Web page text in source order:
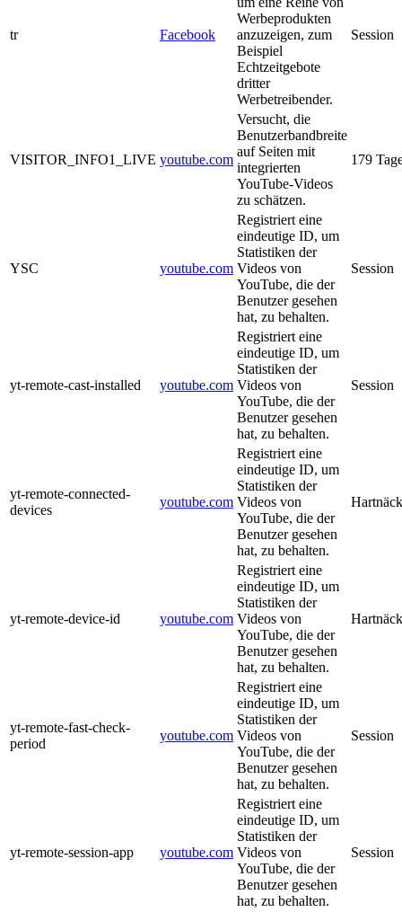
tr Facebook
Werbeprodukten
anzuzeigen, zum
Beispiel
Echtzeitgebote
dritter
Werbetreibender.
Session
VISITOR_INFO1_LIVE youtube.com
Versucht, die
Benutzerbandbreite
auf Seiten mit
integrierten
YouTube-Videos
zu schätzen.
179
YSC youtube.com
Registriert eine
eindeutige ID, um
Statistiken der
Videos von
YouTube, die der
Benutzer gesehen
hat, zu behalten.
Session
yt-remote-cast-installed youtube.com
Registriert eine
eindeutige ID, um
Statistiken der
Videos von
YouTube, die der
Benutzer gesehen
hat, zu behalten.
Session
yt-remote-connected-
devices
youtube.com
Registriert eine
eindeutige ID, um
Statistiken der
Videos von
YouTube, die der
Benutzer gesehen
hat, zu behalten.
yt-remote-device-id youtube.com
Registriert eine
eindeutige ID, um
Statistiken der
Videos von
YouTube, die der
Benutzer gesehen
hat, zu behalten.
yt-remote-fast-check-
period
youtube.com
Registriert eine
eindeutige ID, um
Statistiken der
Videos von
YouTube, die der
Benutzer gesehen
hat, zu behalten.
Session
yt-remote-session-app youtube.com
Registriert eine
eindeutige ID, um
Statistiken der
Videos von
YouTube, die der
Benutzer gesehen
hat, zu behalten.
Session